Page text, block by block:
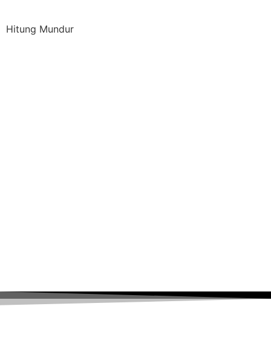
Hitung Mundur